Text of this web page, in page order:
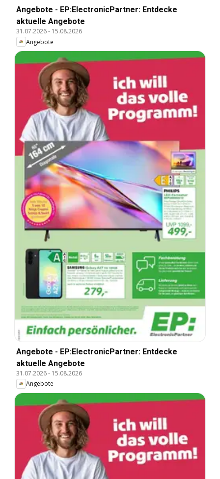
Angebote - EP:ElectronicPartner: Entdecke
aktuelle Angebote
31.07.2026- 15.08.2026
Angebote
Angebote - EP:ElectronicPartner: Entdecke
aktuelle Angebote
31.07.2026- 15.08.2026
Angebote